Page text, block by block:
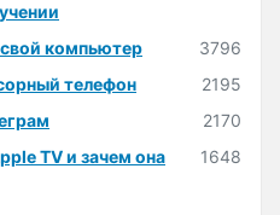
свой компьютер
3796
телефон
2195
2170
TV и зачем она
1648